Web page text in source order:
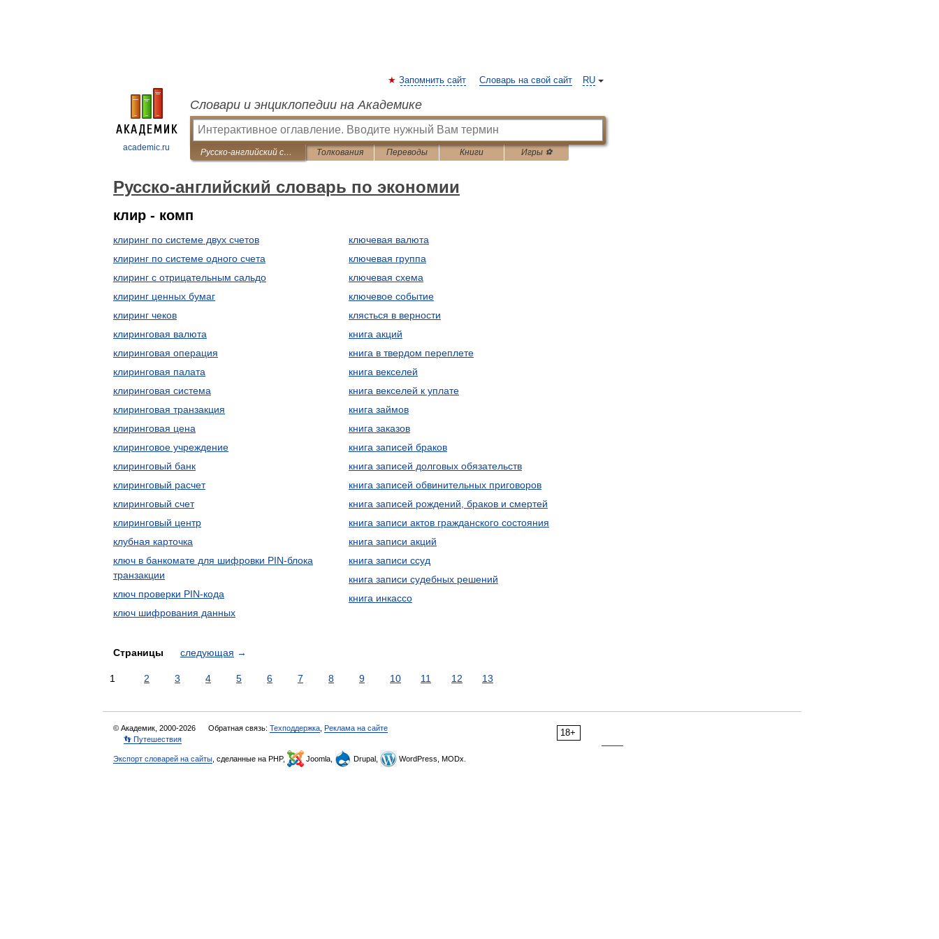
academic.ru
RU
Запомнить сайт Словарь на свой сайт
Словари и энциклопедии на Академике
Русско-английский словарь по экономии Толкования Переводы Книги Игры ⚽
Русско-английский словарь по экономии
клир - комп
клиринг по системе двух счетов
клиринг по системе одного счета
клиринг с отрицательным сальдо
клиринг ценных бумаг
клиринг чеков
клиринговая валюта
клиринговая операция
клиринговая палата
клиринговая система
клиринговая транзакция
клиринговая цена
клиринговое учреждение
клиринговый банк
клиринговый расчет
клиринговый счет
клиринговый центр
клубная карточка
ключ в банкомате для шифровки PIN-блока
транзакции
ключ проверки PIN-кода
ключ шифрования данных
ключевая валюта
ключевая группа
ключевая схема
ключевое событие
клясться в верности
книга акций
книга в твердом переплете
книга векселей
книга векселей к уплате
книга займов
книга заказов
книга записей браков
книга записей долговых обязательств
книга записей обвинительных приговоров
книга записей рождений, браков и смертей
книга записи актов гражданского состояния
книга записи акций
книга записи ссуд
книга записи судебных решений
книга инкассо
Страницы следующая →
1 2 3 4 5 6 7 8 9 10 11 12 13
18+
© Академик, 2000-2026 Обратная связь: Техподдержка Реклама на сайте
👣 Путешествия
Экспорт словарей на сайты , сделанные на PHP, Joomla, Drupal, WordPress, MODx.